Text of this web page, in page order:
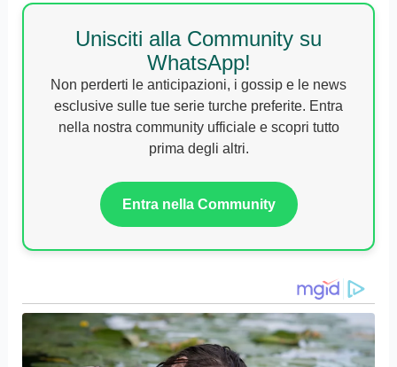
Unisciti alla Community su
WhatsApp!
Non perderti le anticipazioni, i gossip e le news
esclusive sulle tue serie turche preferite. Entra
nella nostra community ufficiale e scopri tutto
prima degli altri.
Entra nella Community